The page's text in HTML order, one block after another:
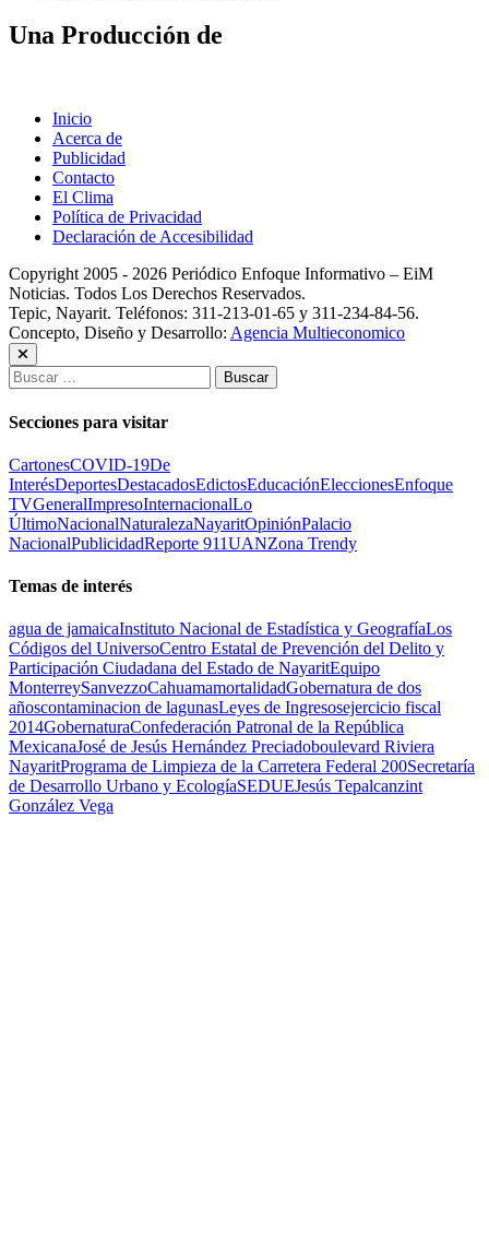
Una Producción de
Inicio
Acerca de
Publicidad
Contacto
El Clima
Política de Privacidad
Declaración de Accesibilidad
Copyright 2005 - 2026 Periódico Enfoque Informativo – EiM
Noticias. Todos Los Derechos Reservados.
Tepic, Nayarit. Teléfonos: 311-213-01-65 y 311-234-84-56.
Concepto, Diseño y Desarrollo: Agencia Multieconomico
Buscar:
Secciones para visitar
CartonesCOVID-19De
InterésDeportesDestacadosEdictosEducaciónEleccionesEnfoque
TVGeneralImpresoInternacionalLo
ÚltimoNacionalNaturalezaNayaritOpiniónPalacio
NacionalPublicidadReporte 911UANZona Trendy
Temas de interés
agua de jamaicaInstituto Nacional de Estadística y GeografíaLos
Códigos del UniversoCentro Estatal de Prevención del Delito y
Participación Ciudadana del Estado de NayaritEquipo
MonterreySanvezzoCahuamamortalidadGobernatura de dos
añoscontaminacion de lagunasLeyes de Ingresosejercicio fiscal
2014GobernaturaConfederación Patronal de la República
MexicanaJosé de Jesús Hernández Preciadoboulevard Riviera
NayaritPrograma de Limpieza de la Carretera Federal 200Secretaría
de Desarrollo Urbano y EcologíaSEDUEJesús Tepalcanzint
González Vega